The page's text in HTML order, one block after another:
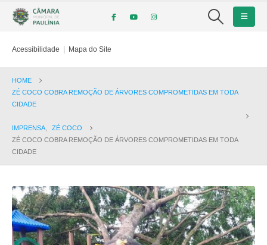
Acessibilidade | Mapa do Site
HOME
ZÉ COCO COBRA REMOÇÃO DE ÁRVORES COMPROMETIDAS EM TODA
CIDADE
IMPRENSA
ZÉ COCO
ZÉ COCO COBRA REMOÇÃO DE ÁRVORES COMPROMETIDAS EM TODA
CIDADE